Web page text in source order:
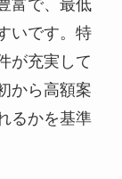
富で、最低
いです。特
が充実して
から高額案
るかを基準